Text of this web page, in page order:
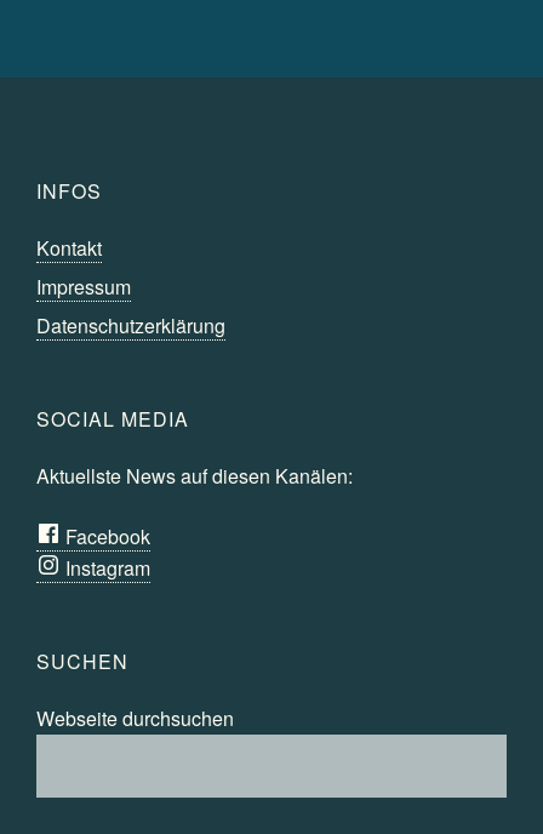
INFOS
Kontakt
Impressum
Datenschutzerklärung
SOCIAL MEDIA
Aktuellste News auf diesen Kanälen:
Facebook
Instagram
SUCHEN
Webseite durchsuchen